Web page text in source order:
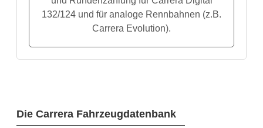
Die Carrera Fahrzeugdatenbank
132/124 und für analoge Rennbahnen (z.B.
Carrera Evolution).